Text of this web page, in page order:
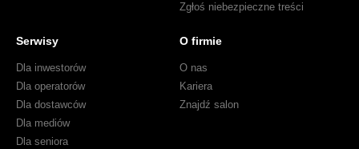
Zgłoś niebezpieczne treści
Serwisy
Dla inwestorów
Dla operatorów
Dla dostawców
Dla mediów
Dla seniora
O firmie
O nas
Kariera
Znajdź salon